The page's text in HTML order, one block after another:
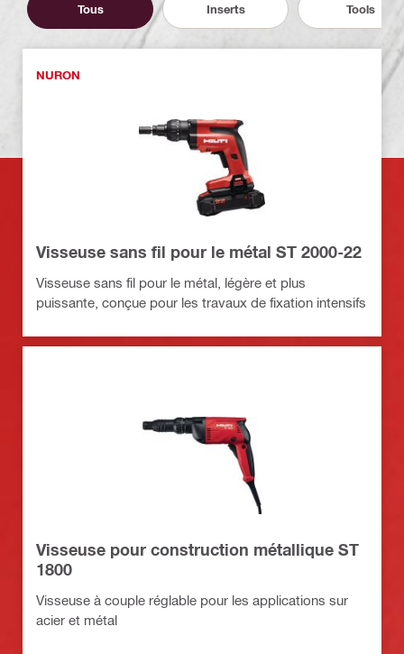
Tous Inserts Tools
NURON
Visseuse sans fil pour le métal ST 2000-22
Visseuse sans fil pour le métal, légère et plus
puissante, conçue pour les travaux de fixation intensifs
Visseuse pour construction métallique ST
1800
Visseuse à couple réglable pour les applications sur
acier et métal